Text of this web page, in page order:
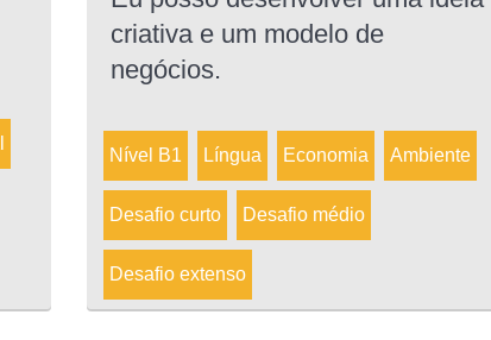
criativa e um modelo de
negócios.
Nível B1 Língua Economia Ambiente
Desafio curto Desafio médio
Desafio extenso